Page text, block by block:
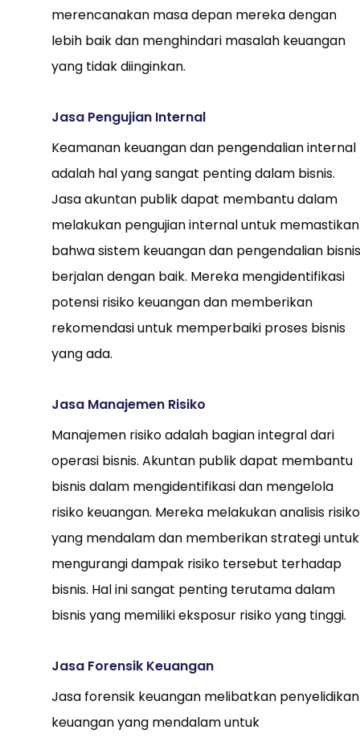
merencanakan masa depan mereka dengan
lebih baik dan menghindari masalah keuangan
yang tidak diinginkan.
Jasa Pengujian Internal
Keamanan keuangan dan pengendalian internal
adalah hal yang sangat penting dalam bisnis.
Jasa akuntan publik dapat membantu dalam
melakukan pengujian internal untuk memastikan
bahwa sistem keuangan dan pengendalian bisnis
berjalan dengan baik. Mereka mengidentifikasi
potensi risiko keuangan dan memberikan
rekomendasi untuk memperbaiki proses bisnis
yang ada.
Jasa Manajemen Risiko
Manajemen risiko adalah bagian integral dari
operasi bisnis. Akuntan publik dapat membantu
bisnis dalam mengidentifikasi dan mengelola
risiko keuangan. Mereka melakukan analisis risiko
yang mendalam dan memberikan strategi untuk
mengurangi dampak risiko tersebut terhadap
bisnis. Hal ini sangat penting terutama dalam
bisnis yang memiliki eksposur risiko yang tinggi.
Jasa Forensik Keuangan
Jasa forensik keuangan melibatkan penyelidikan
keuangan yang mendalam untuk